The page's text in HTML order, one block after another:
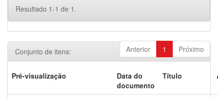
Resultado 1-1 de 1.
Anterior 1 Próximo
Conjunto de itens:
Pré-visualização
Data do
documento
Título